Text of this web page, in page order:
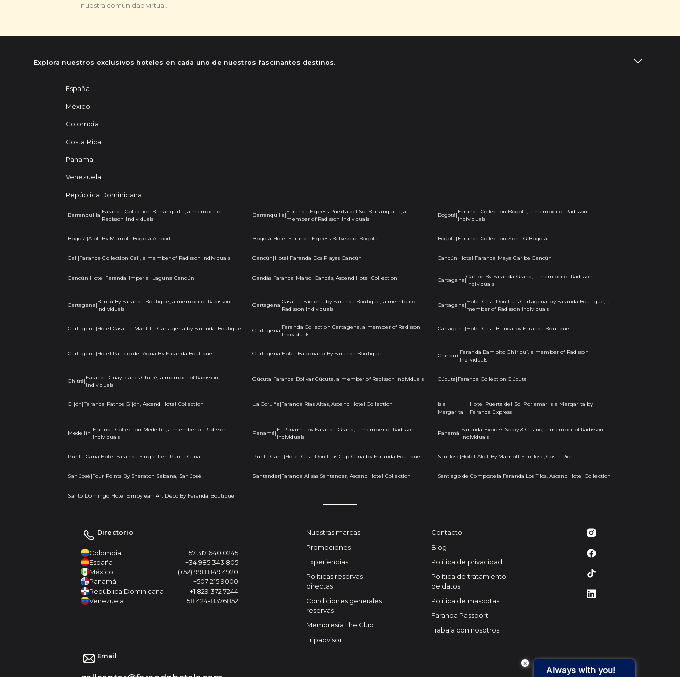
nuestra comunidad virtual.
Explora nuestros exclusivos hoteles en cada uno de nuestros fascinantes destinos.
España
México
Colombia
Costa Rica
Panama
Venezuela
República Dominicana
Barranquilla|
Faranda Collection Barranquilla, a member of
Radisson Individuals
Barranquilla|
Faranda Express Puerta del Sol Barranquilla, a
member of Radisson Individuals
Bogotá|
Faranda Collection Bogotá, a member of Radisson
Individuals
Bogotá|Aloft By Marriott Bogotá Airport Bogotá| Hotel Faranda Express Belvedere Bogotá Bogotá| Faranda Collection Zona G Bogotá
Cali|Faranda Collection Cali, a member of Radisson Individuals Cancún| Hotel Faranda Dos Playas Cancún Cancún| Hotel Faranda Maya Caribe Cancún
Cancún|Hotel Faranda Imperial Laguna Cancún Candás| Faranda Marsol Candás, Ascend Hotel Collection Cartagena|
Caribe By Faranda Grand, a member of Radisson
Individuals
Cartagena|
Bantú By Faranda Boutique, a member of Radisson
Individuals
Cartagena|
Casa La Factoría by Faranda Boutique, a member of
Radisson Individuals
Cartagena|
Hotel Casa Don Luis Cartagena by Faranda Boutique, a
member of Radisson Individuals
Cartagena|Hotel Casa La Mantilla Cartagena by Faranda Boutique Cartagena|
Faranda Collection Cartagena, a member of Radisson
Individuals
Cartagena|Hotel Casa Bianca by Faranda Boutique
Cartagena|Hotel Palacio del Agua By Faranda Boutique Cartagena|Hotel Balconario By Faranda Boutique Chiriquí|
Faranda Bambito Chiriquí, a member of Radisson
Individuals
Chitré|
Faranda Guayacanes Chitré, a member of Radisson
Individuals
Cúcuta| Faranda Bolivar Cúcuta, a member of Radisson Individuals Cúcuta| Faranda Collection Cúcuta
Gijón|Faranda Pathos Gijón, Ascend Hotel Collection La Coruña|Faranda Rías Altas, Ascend Hotel Collection
Isla
Margarita
|
Hotel Puerta del Sol Porlamar Isla Margarita by
Faranda Express
Medellín |
Faranda Collection Medellín, a member of Radisson
Individuals
Panamá|
El Panamá by Faranda Grand, a member of Radisson
Individuals
Panamá|
Faranda Express Soloy & Casino, a member of Radisson
Individuals
Punta Cana|Hotel Faranda Single 1 en Punta Cana Punta Cana|Hotel Casa Don Luis Cap Cana by Faranda Boutique San José|Hotel Aloft By Marriott San José, Costa Rica
San José |Four Points By Sheraton Sabana, San José Santander|Faranda Alisas Santander, Ascend Hotel Collection Santiago de Compostela|Faranda Los Tilos, Ascend Hotel Collection
Santo Domingo| Hotel Empyrean Art Deco By Faranda Boutique
Directorio
Colombia
+57 317 640 0245
España
+34 985 343 805
México
(+52) 998 849 4920
Panamá
+507 215 9000
República Dominicana
+1 829 372 7244
Venezuela
+58 424-8376852
Email
Nuestras marcas
Promociones
Experiencias
Políticas reservas
directas
Condiciones generales
reservas
Membresía The Club
Tripadvisor
Contacto
Blog
Política de privacidad
Política de tratamiento
de datos
Política de mascotas
Faranda Passport
Trabaja con nosotros
×
Always with you!